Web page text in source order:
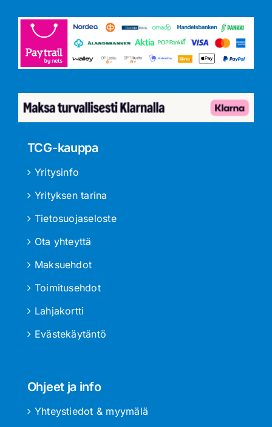
TCG-kauppa
Yritysinfo
Yrityksen tarina
Tietosuojaseloste
Ota yhteyttä
Maksuehdot
Toimitusehdot
Lahjakortti
Evästekäytäntö
Ohjeet ja info
Yhteystiedot & myymälä